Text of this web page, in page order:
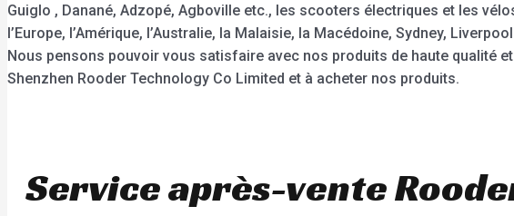
Guiglo , Danané, Adzopé, Agboville etc., les scooters électriques et les
l’Europe, l’Amérique, l’Australie, la Malaisie, la Macédoine, Sydney,
Nous pensons pouvoir vous satisfaire avec nos produits de haute qualité
Shenzhen Rooder Technology Co Limited et à acheter nos produits.
Service après-vente